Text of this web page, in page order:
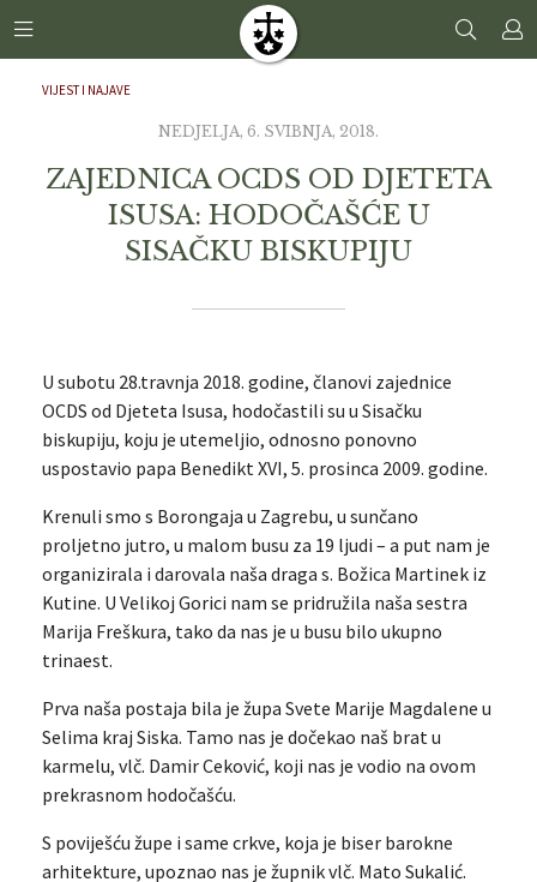
VIJEST I NAJAVE
NEDJELJA, 6. SVIBNJA, 2018.
ZAJEDNICA OCDS OD DJETETA
ISUSA: HODOČAŠĆE U
SISAČKU BISKUPIJU
U subotu 28.travnja 2018. godine, članovi zajednice
OCDS od Djeteta Isusa, hodočastili su u Sisačku
biskupiju, koju je utemeljio, odnosno ponovno
uspostavio papa Benedikt XVI, 5. prosinca 2009. godine.
Krenuli smo s Borongaja u Zagrebu, u sunčano
proljetno jutro, u malom busu za 19 ljudi – a put nam je
organizirala i darovala naša draga s. Božica Martinek iz
Kutine. U Velikoj Gorici nam se pridružila naša sestra
Marija Freškura, tako da nas je u busu bilo ukupno
trinaest.
Prva naša postaja bila je župa Svete Marije Magdalene u
Selima kraj Siska. Tamo nas je dočekao naš brat u
karmelu, vlč. Damir Ceković, koji nas je vodio na ovom
prekrasnom hodočašću.
S poviješću župe i same crkve, koja je biser barokne
arhitekture, upoznao nas je župnik vlč. Mato Sukalić.